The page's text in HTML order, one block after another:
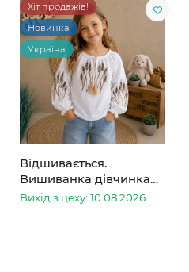
Хіт продажів!
Новинка
Україна
Відшивається.
Вишиванка дівчинка
колоски
Вихід з цеху: 10.08.2026